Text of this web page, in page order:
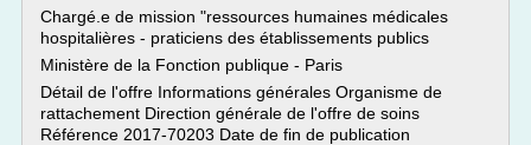
Chargé.e de mission "ressources humaines médicales
hospitalières - praticiens des établissements publics
Ministère de la Fonction publique - Paris
Détail de l'offre Informations générales Organisme de
rattachement Direction générale de l'offre de soins
Référence 2017-70203 Date de fin de publication